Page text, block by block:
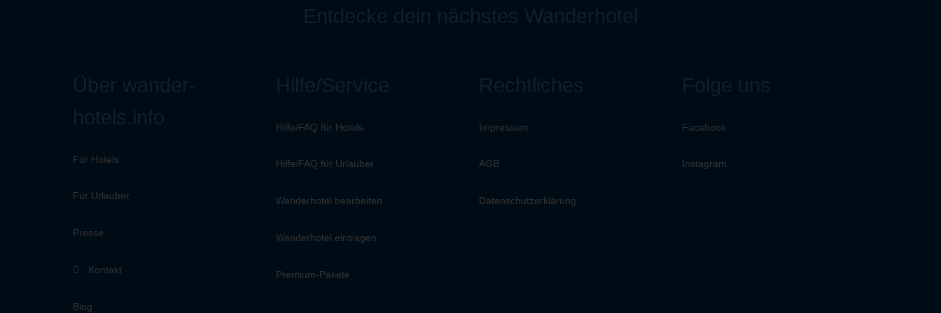
Für Hotels
Für Urlauber
Presse
Kontakt
Blog
Hilfe/FAQ für Hotels
Hilfe/FAQ für Urlauber
Wanderhotel bearbeiten
Wanderhotel eintragen
Premium-Pakete
Impressum
AGB
Datenschutzerklärung
Facebook
Instagram